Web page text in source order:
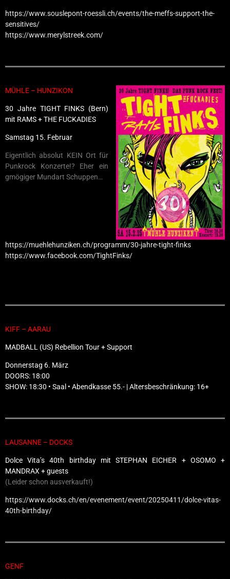
https://www.souslepont-roessli.ch/events/the-meffs-support-the-
sensitives/
https://www.merylstreek.com/
MÜHLE – HUNZIKON
30 Jahre TIGHT FINKS (Bern)
mit RAMS + THE FUCKADIES
Samstag 15. Februar
Eigentlich absolut KEIN Ort für
Punkrock Konzerte!? Eher ein
gmögiger Mundart Schuppen…
https://muehlehunziken.ch/programm/30-jahre-tight-finks
https://www.facebook.com/TightFinks/
KIFF – AARAU
MADBALL (US) Rebellion Tour + Support
Donnerstag 6. März
DOORS: 18:00
SHOW: 18:30 • Saal • Abendkasse 55.- | Altersbeschränkung: 16+
LAUSANNE – DOCKS
Dolce Vita’s 40th birthday mit STEPHAN EICHER + OSOMO +
MANDRAX + guests
(Leider schon ausverkauft!)
https://www.docks.ch/en/evenement/event/20250411/dolce-vitas-
40th-birthday/
GENF